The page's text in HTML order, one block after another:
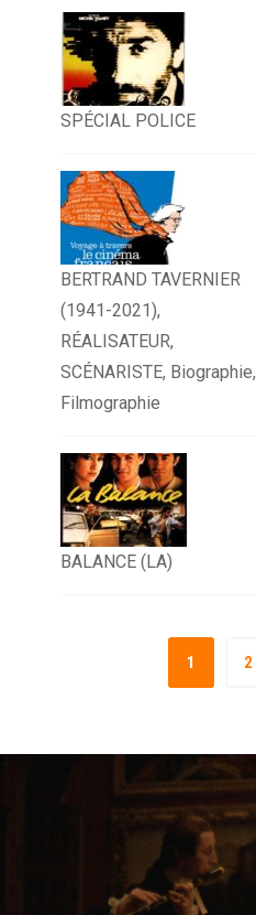
SPÉCIAL POLICE
BERTRAND TAVERNIER
(1941-2021),
RÉALISATEUR,
SCÉNARISTE, Biographie,
Filmographie
BALANCE (LA)
1 2